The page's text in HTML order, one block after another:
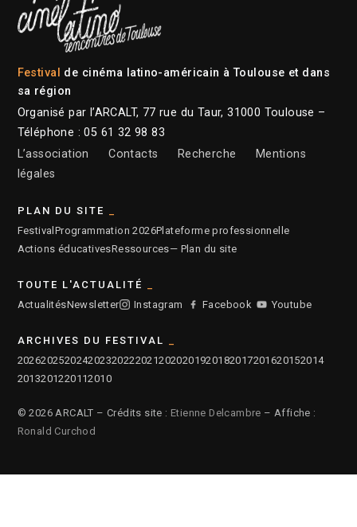
Festival de cinéma latino-américain à Toulouse et dans
sa région
Organisé par l’ARCALT, 77 rue du Taur, 31000 Toulouse –
Téléphone : 05 61 32 98 83
L’association
Contacts Recherche
Mentions
légales
PLAN DU SITE
Festival Programmation 2026Plateforme professionnelle
Actions éducativesRessources— Plan du site
TOUTE L'ACTUALITÉ
ActualitésNewsletter Instagram Facebook Youtube
ARCHIVES DU FESTIVAL
2026202520242023202220212020201920182017201620152014
2013201220112010
© 2026 ARCALT – Crédits site : Etienne Delcambre – Affiche :
Ronald Curchod